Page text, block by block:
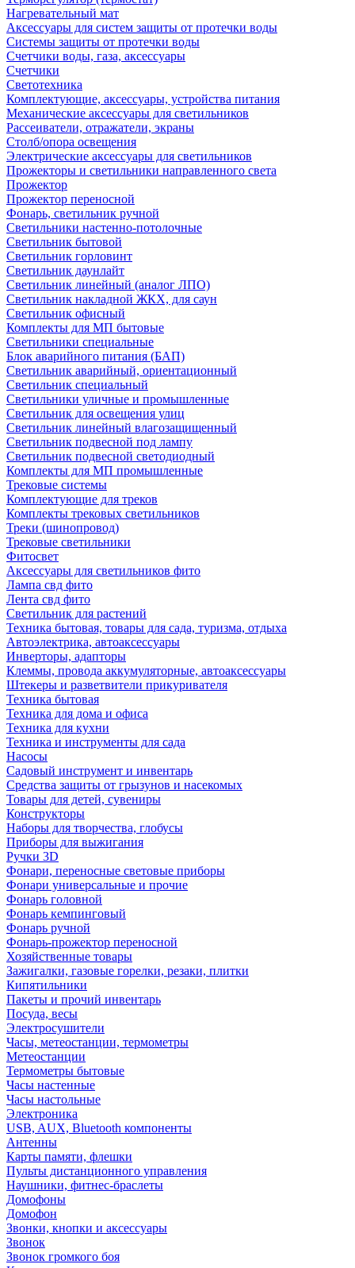
Нагревательный мат
Аксессуары для систем защиты от протечки воды
Системы защиты от протечки воды
Счетчики воды, газа, аксессуары
Счетчики
Светотехника
Комплектующие, аксессуары, устройства питания
Механические аксессуары для светильников
Рассеиватели, отражатели, экраны
Столб/опора освещения
Электрические аксессуары для светильников
Прожекторы и светильники направленного света
Прожектор
Прожектор переносной
Фонарь, светильник ручной
Светильники настенно-потолочные
Светильник бытовой
Светильник горловинт
Светильник даунлайт
Светильник линейный (аналог ЛПО)
Светильник накладной ЖКХ, для саун
Светильник офисный
Комплекты для МП бытовые
Светильники специальные
Блок аварийного питания (БАП)
Светильник аварийный, ориентационный
Светильник специальный
Светильники уличные и промышленные
Светильник для освещения улиц
Светильник линейный влагозащищенный
Светильник подвесной под лампу
Светильник подвесной светодиодный
Комплекты для МП промышленные
Трековые системы
Комплектующие для треков
Комплекты трековых светильников
Треки (шинопровод)
Трековые светильники
Фитосвет
Аксессуары для светильников фито
Лампа свд фито
Лента свд фито
Светильник для растений
Техника бытовая, товары для сада, туризма, отдыха
Автоэлектрика, автоаксессуары
Инверторы, адапторы
Клеммы, провода аккумуляторные, автоаксессуары
Штекеры и разветвители прикуривателя
Техника бытовая
Техника для дома и офиса
Техника для кухни
Техника и инструменты для сада
Насосы
Садовый инструмент и инвентарь
Средства защиты от грызунов и насекомых
Товары для детей, сувениры
Конструкторы
Наборы для творчества, глобусы
Приборы для выжигания
Ручки 3D
Фонари, переносные световые приборы
Фонари универсальные и прочие
Фонарь головной
Фонарь кемпинговый
Фонарь ручной
Фонарь-прожектор переносной
Хозяйственные товары
Зажигалки, газовые горелки, резаки, плитки
Кипятильники
Пакеты и прочий инвентарь
Посуда, весы
Электросушители
Часы, метеостанции, термометры
Метеостанции
Термометры бытовые
Часы настенные
Часы настольные
Электроника
USB, AUX, Bluetooth компоненты
Антенны
Карты памяти, флешки
Пульты дистанционного управления
Наушники, фитнес-браслеты
Домофоны
Домофон
Звонки, кнопки и аксессуары
Звонок
Звонок громкого боя